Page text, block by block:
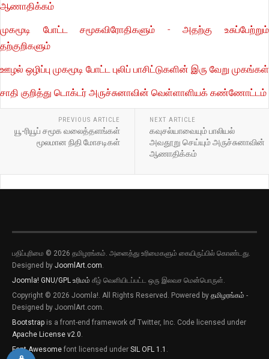
ஆணாதிக்கம்
முகமூடி போட்ட சமூகவிரோதிகளும் - அதற்கு உசுப்பேற்றும்
தற்குறிகளும்
ஊழல் ஒழிப்பு முகமூடி போட்ட புலிப் பாசிட்டுகளின் இரு வேறு முகங்கள்
சாதி குறித்து டொக்டர் அருச்சுனாவின் வெள்ளாளியக் கண்ணோட்டம்
PREVIOUS ARTICLE
யூ-ரியூப் சமூக வலைத்தளங்கள்
மூலமான நிதி மோசடிகள்
NEXT ARTICLE
கவுசல்யாவையும் பாலியல்
அவதூறு செய்யும் அருச்சுனாவின்
ஆணாதிக்கம்
பதிப்புரிமை © 2026 தமிழரங்கம். அனைத்து உரிமைகளும் கையிருப்பில் கொண்டது.
Designed by JoomlArt.com.
Joomla! GNU/GPL உரிமம் கீழ் வெளியிடப்பட்ட ஒரு இலவச மென்பொருள்.
Copyright © 2026 Joomla!. All Rights Reserved. Powered by தமிழரங்கம் -
Designed by JoomlArt.com.
Bootstrap is a front-end framework of Twitter, Inc. Code licensed under
Apache License v2.0.
Font Awesome font licensed under SIL OFL 1.1 .